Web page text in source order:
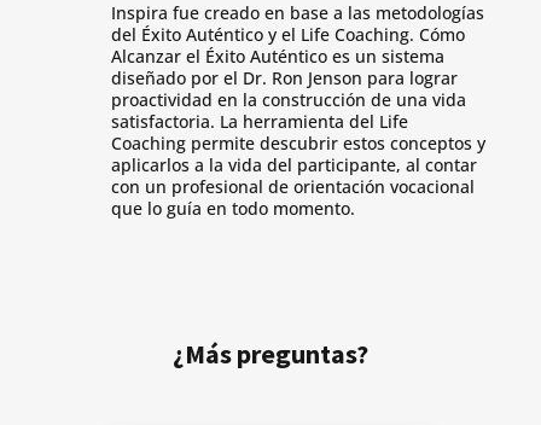
Inspira fue creado en base a las metodologías
del Éxito Auténtico y el Life Coaching. Cómo
Alcanzar el Éxito Auténtico es un sistema
diseñado por el Dr. Ron Jenson para lograr
proactividad en la construcción de una vida
satisfactoria. La herramienta del Life
Coaching permite descubrir estos conceptos y
aplicarlos a la vida del participante, al contar
con un profesional de orientación vocacional
que lo guía en todo momento.
¿Más preguntas?